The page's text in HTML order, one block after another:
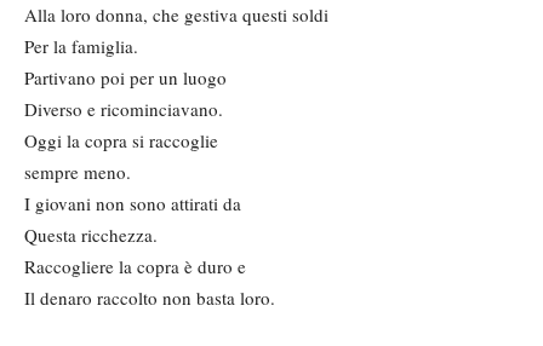
Alla loro donna, che gestiva questi soldi
Per la famiglia.
Partivano poi per un luogo
Diverso e ricominciavano.
Oggi la copra si raccoglie
sempre meno.
I giovani non sono attirati da
Questa ricchezza.
Raccogliere la copra è duro e
Il denaro raccolto non basta loro.